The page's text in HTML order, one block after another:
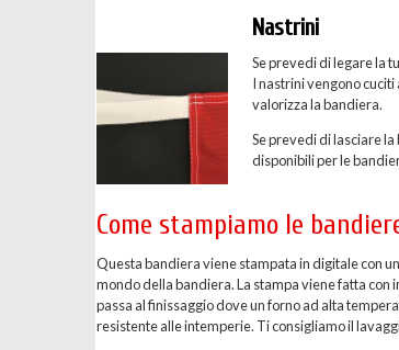
Nastrini
Se prevedi di legare la
I nastrini vengono
valorizza la bandiera.
Se prevedi di lasciare
disponibili per le
Come stampiamo le
Questa bandiera viene stampata in digitale con
mondo della bandiera. La stampa viene fatta
passa al finissaggio dove un forno ad alta
resistente alle intemperie. Ti consigliamo il